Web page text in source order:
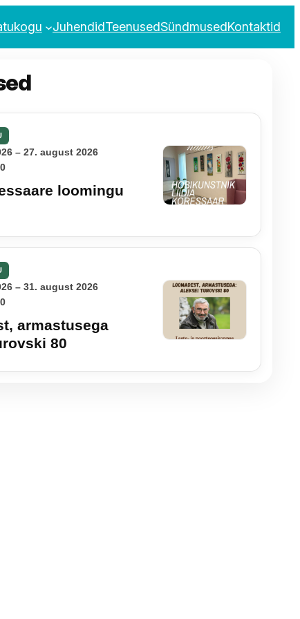
JuhendidTeenusedSündmusedKontaktid
– 27. august 2026
loomingu
– 31. august 2026
armastusega
80